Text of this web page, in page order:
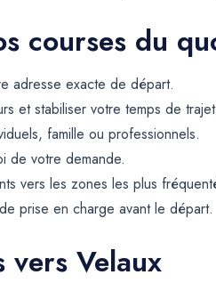
courses du
adresse exacte de départ.
et stabiliser votre temps de
famille ou professionnels.
de votre demande.
vers les zones les plus
prise en charge avant le départ.
vers Velaux